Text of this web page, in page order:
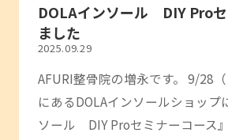
DOLAインソール DIY Pro
ました
2025.09.29
AFURI整骨院の増永です。 9/28
にあるDOLAインソールショップ
ソール DIY Proセミナーコース